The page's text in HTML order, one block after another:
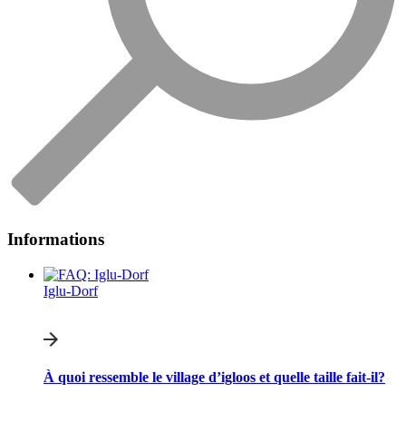
Informations
Iglu-Dorf
À quoi ressemble le village d’igloos et quelle taille fait-il?